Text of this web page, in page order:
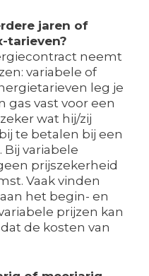
jaren of
tarieven?
neemt
variabele of
leg je
gas vast voor een
wat hij/zij
te betalen bij een
variabele
prijszekerheid
Vaak vinden
het begin- en
prijzen kan
de kosten van